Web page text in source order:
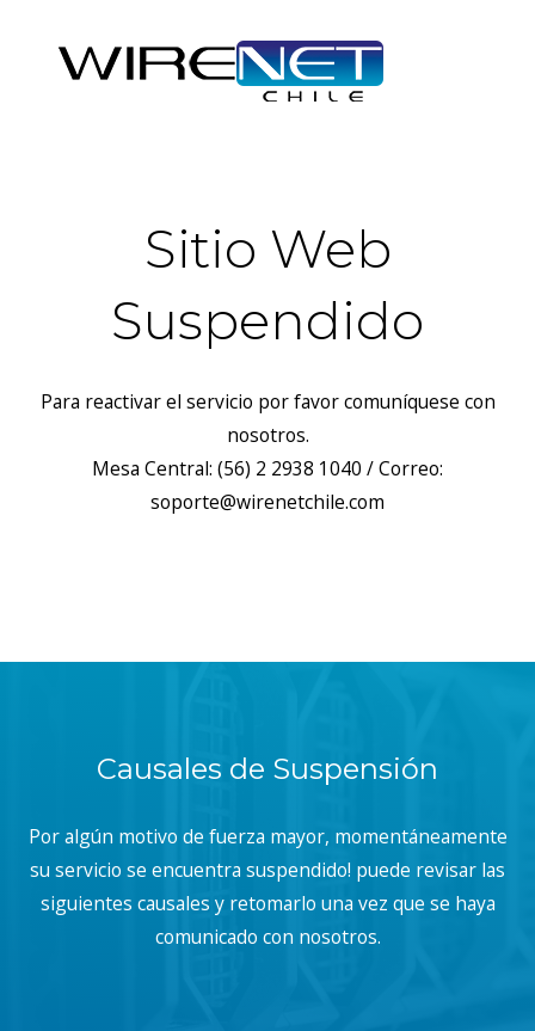
Sitio Web
Suspendido
Para reactivar el servicio por favor comuníquese con
nosotros.
Mesa Central: (56) 2 2938 1040 / Correo:
soporte@wirenetchile.com
Causales de Suspensión
Por algún motivo de fuerza mayor, momentáneamente
su servicio se encuentra suspendido! puede revisar las
siguientes causales y retomarlo una vez que se haya
comunicado con nosotros.